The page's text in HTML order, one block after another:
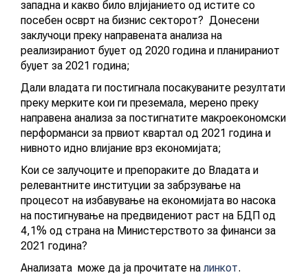
АРХИВА
ИНИЦИЈАТИВИ
ПОСТАПКА
ПОДНЕСИ ИНИЦИЈАТИВА
ПОДДРЖИ ИНИЦИЈАТИВА
МУЛТИМЕДИЈА
ГАЛЕРИЈА
ВИДЕО
Новост
западна и какво било влјијанието од истите со
посебен осврт на бизнис секторот? Донесени
заклучоци преку направената анализа на
реализираниот буџет од 2020 година и планираниот
буџет за 2021 година;
Дали владата ги постигнала посакуваните резултати
преку мерките кои ги преземала, мерено преку
направена анализа за постигнатите макроекономски
перформанси за првиот квартал од 2021 година и
нивното идно влијание врз економијата;
Кои се залучоците и препораките до Владата и
релевантните институции за забрзување на
процесот на избавување на економијата во насока
на постигнување на предвидениот раст на БДП од
4,1% од страна на Министерството за финанси за
2021 година?
Анализата може да ја прочитате на линкот.